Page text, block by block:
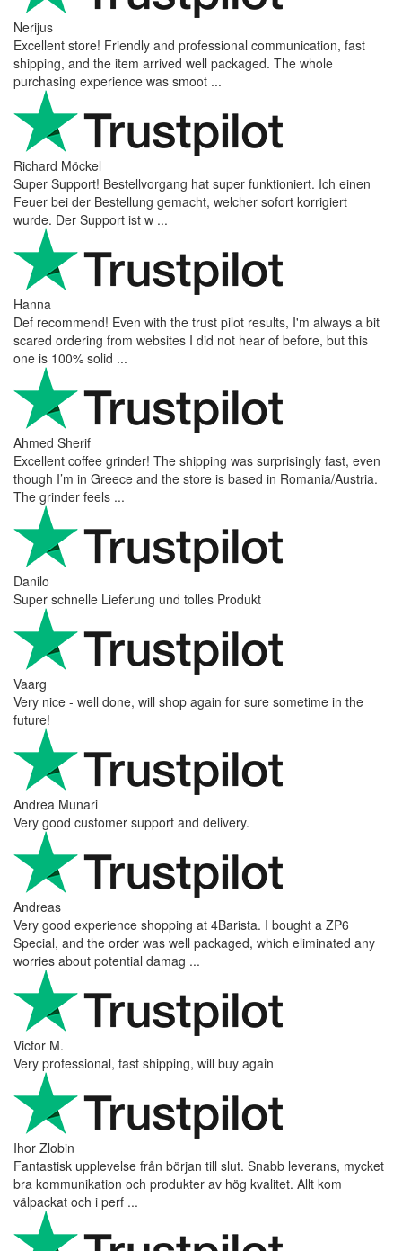
Nerijus
Excellent store! Friendly and professional communication, fast
shipping, and the item arrived well packaged. The whole
purchasing experience was smoot ...
Richard Möckel
Super Support! Bestellvorgang hat super funktioniert. Ich einen
Feuer bei der Bestellung gemacht, welcher sofort korrigiert
wurde. Der Support ist w ...
Hanna
Def recommend! Even with the trust pilot results, I'm always a bit
scared ordering from websites I did not hear of before, but this
one is 100% solid ...
Ahmed Sherif
Excellent coffee grinder! The shipping was surprisingly fast, even
though I’m in Greece and the store is based in Romania/Austria.
The grinder feels ...
Danilo
Super schnelle Lieferung und tolles Produkt
Vaarg
Very nice - well done, will shop again for sure sometime in the
future!
Andrea Munari
Very good customer support and delivery.
Andreas
Very good experience shopping at 4Barista. I bought a ZP6
Special, and the order was well packaged, which eliminated any
worries about potential damag ...
Victor M.
Very professional, fast shipping, will buy again
Ihor Zlobin
Fantastisk upplevelse från början till slut. Snabb leverans, mycket
bra kommunikation och produkter av hög kvalitet. Allt kom
välpackat och i perf ...